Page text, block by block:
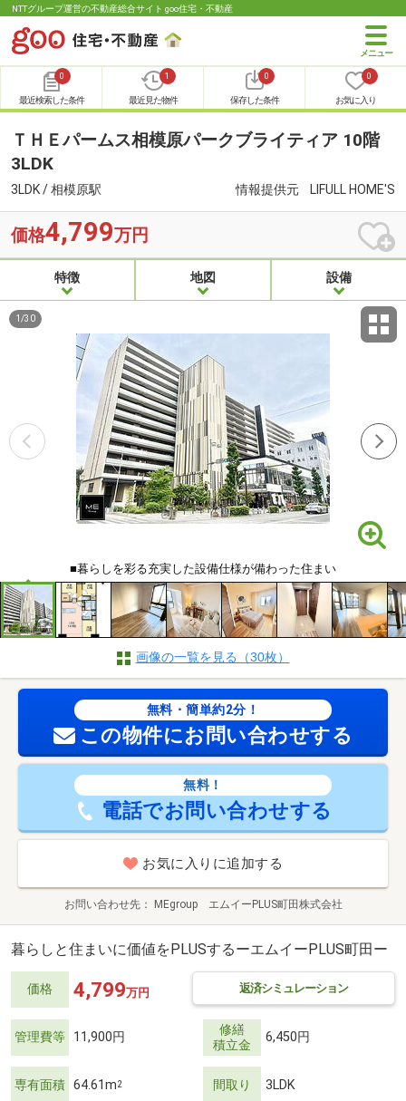
NTTグループ運営の不動産総合サイト goo住宅・不動産
0
最近検索した条件
1
最近見た物件
0
保存した条件
0
お気に入り
ＴＨＥパームス相模原パークブライティア 10階
3LDK
3LDK / 相模原駅 情報提供元 LIFULL HOME'S
価格4,799万円
特徴 地図 設備
■暮らしを彩る充実した設備仕様が備わった住まい
1 /30
画像の一覧を見る（30枚）
無料・簡単約2分！
この物件にお問い合わせする
無料！
電話でお問い合わせする
お気に入りに追加する
お問い合わせ先 MEgroup エムイーPLUS町田株式会社
暮らしと住まいに価値をPLUSするーエムイーPLUS町田ー
価格 返済シミュレーション
4,799万円
管理費等 11,900円
修繕
積立金
6,450円
専有面積 64.61m2 間取り 3LDK